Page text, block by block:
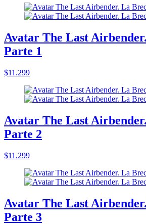
Avatar The Last
Parte 1
$11.299
Avatar The Last
Parte 2
$11.299
Avatar The Last
Parte 3